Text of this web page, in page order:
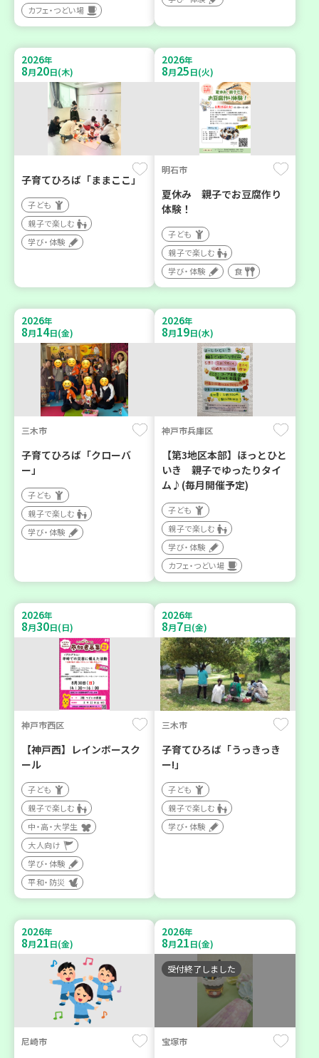
カフェ・つどい場
2026年
8月20日(木)
子育てひろば「ままここ」
子ども
親子で楽しむ
学び・体験
2026年
8月25日(火)
明石市
夏休み 親子でお豆腐作り
体験！
子ども
親子で楽しむ
学び・体験
食
2026年
8月14日(金)
三木市
子育てひろば「クローバ
ー」
子ども
親子で楽しむ
学び・体験
2026年
8月19日(水)
神戸市兵庫区
【第3地区本部】ほっとひと
いき 親子でゆったりタイ
ム♪(毎月開催予定)
子ども
親子で楽しむ
学び・体験
カフェ・つどい場
2026年
8月30日(日)
神戸市西区
【神戸西】レインボースク
ール
子ども
親子で楽しむ
中・高・大学生
大人向け
学び・体験
平和・防災
2026年
8月7日(金)
三木市
子育てひろば「うっきっき
ー!」
子ども
親子で楽しむ
学び・体験
2026年
8月21日(金)
尼崎市
2026年
8月21日(金)
受付終了しました
宝塚市